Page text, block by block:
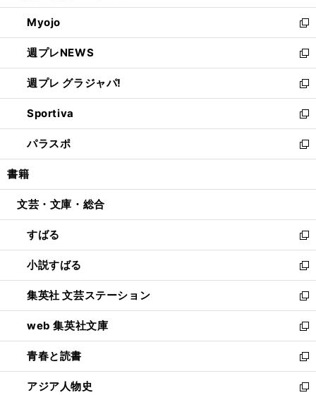
開
く
ウ
で
開
く
ン
ド
ウ
で
開
く
ウ
ィ
ン
ド
ウ
で
開
く
Myojo
新
し
い
ウ
ィ
ン
ド
ウ
で
開
週プレNEWS
新
し
い
ウ
ィ
ン
ド
ウ
開
週プレ グラジャパ!
新
し
い
ウ
ィ
ン
ウ
開
く
Sportiva
新
し
い
ウ
ン
ウ
で
開
く
パラスポ
新
し
ウ
ン
ド
ウ
で
開
く
書籍
文芸・文庫・総合
すばる
新
し
い
ウ
ィ
ン
ド
ウ
で
開
く
小説すばる
新
し
い
ウ
ィ
ン
ド
ウ
で
集英社 文芸ステーション
新
し
い
ウ
ィ
ン
ド
web 集英社文庫
新
し
い
ウ
ィ
青春と読書
新
し
い
アジア人物史
新